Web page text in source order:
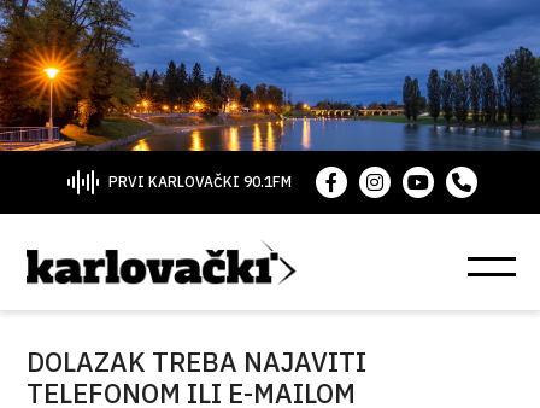
PRVI KARLOVAČKI 90.1FM
DOLAZAK TREBA NAJAVITI
TELEFONOM ILI E-MAILOM